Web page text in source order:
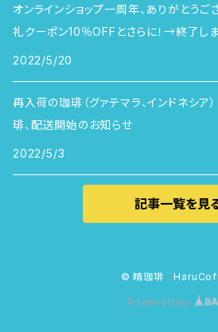
オンラインショップ一周年、ありがとうご
礼クーポン10％OFFとさらに！→終了し
2022/5/20
再入荷の珈琲（グァテマラ、インドネシア
琲、配送開始のお知らせ
2022/5/3
記事一覧を見
© 晴珈琲
Powered by